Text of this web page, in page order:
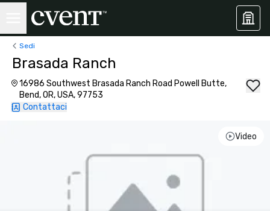
Sedi
Brasada Ranch
16986 Southwest Brasada Ranch Road Powell Butte,
Bend, OR, USA, 97753
Contattaci
Video